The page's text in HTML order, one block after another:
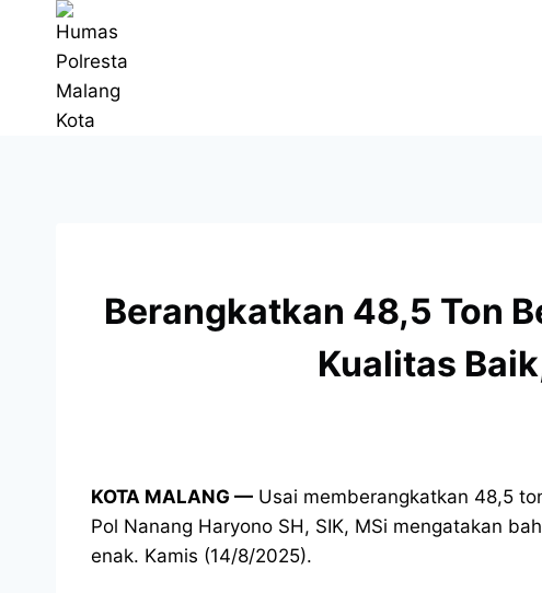
Berangkatkan 48,5 Ton
Kualitas
KOTA MALANG — Usai memberangkatkan 48,5
Pol Nanang Haryono SH, SIK, MSi mengatakan
enak. Kamis (14/8/2025).